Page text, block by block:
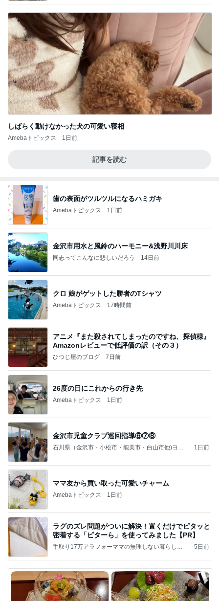
しばらく動けなかった犬の可愛い寝相
Amebaトピックス 1日前
記事を読む
歯の表面がツルツルになるハミガキ
Amebaトピックス 1日前
金沢市用水と風鈴のハーモニー&浅野川川床
同志ってこんなに悲しいだろう 14日前
クロ 娘がゲットした勝者のTシャツ
Amebaトピックス 17時間前
アニメ『また殺されてしまったのですね、探偵様』
Amazonレビューで低評価の訳（その３）
ひつじ屋のブログ 7日前
26度の日にこれからの行き先
Amebaトピックス 1日前
金沢市児童クラブ巡回指導⑥⑦⑧
石川県（金沢市・小松市・能美市・白山市他)ヨガ
1日前
ママ友から買い取った可愛いチャーム
Amebaトピックス 1日前
ラグのズレ問題がついに解決！置くだけでピタッと
密着する「ピターら」を使ってみました【PR】
手取り17万アラフォーママの無理しない暮らし旗
5日前